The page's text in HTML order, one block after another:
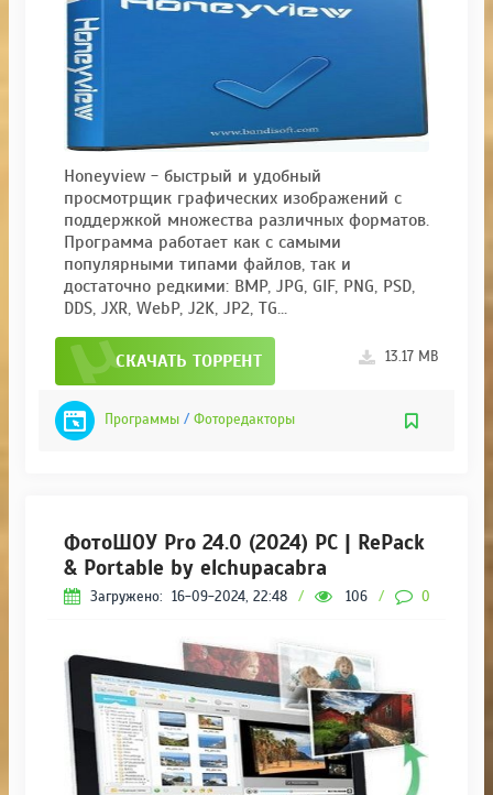
Honeyview - быстрый и удобный
просмотрщик графических изображений с
поддержкой множества различных форматов.
Программа работает как с самыми
популярными типами файлов, так и
достаточно редкими: BMP, JPG, GIF, PNG, PSD,
DDS, JXR, WebP, J2K, JP2, TG...
СКАЧАТЬ ТОРРЕНТ 13.17 MB
Программы / Фоторедакторы
ФотоШОУ Pro 24.0 (2024) PC | RePack
& Portable by elchupacabra
Загружено: 16-09-2024, 22:48 / 106 / 0